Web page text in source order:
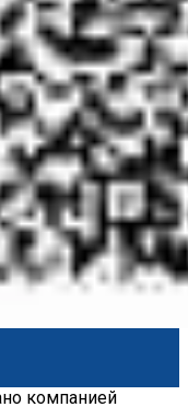
компанией